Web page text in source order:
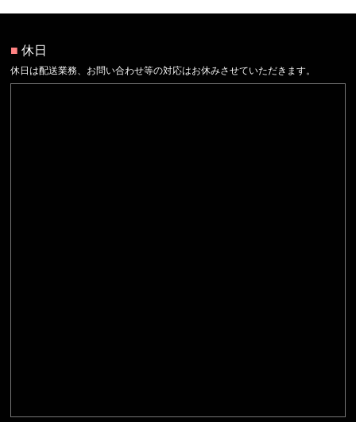
■ 休日
休日は配送業務、お問い合わせ等の対応はお休みさせていただきます。